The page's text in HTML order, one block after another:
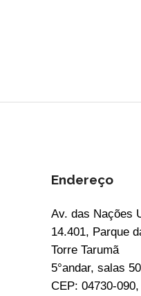
Endereço
Av. das Nações
14.401, Parque
Torre Tarumã
5°andar, salas
CEP: 04730-